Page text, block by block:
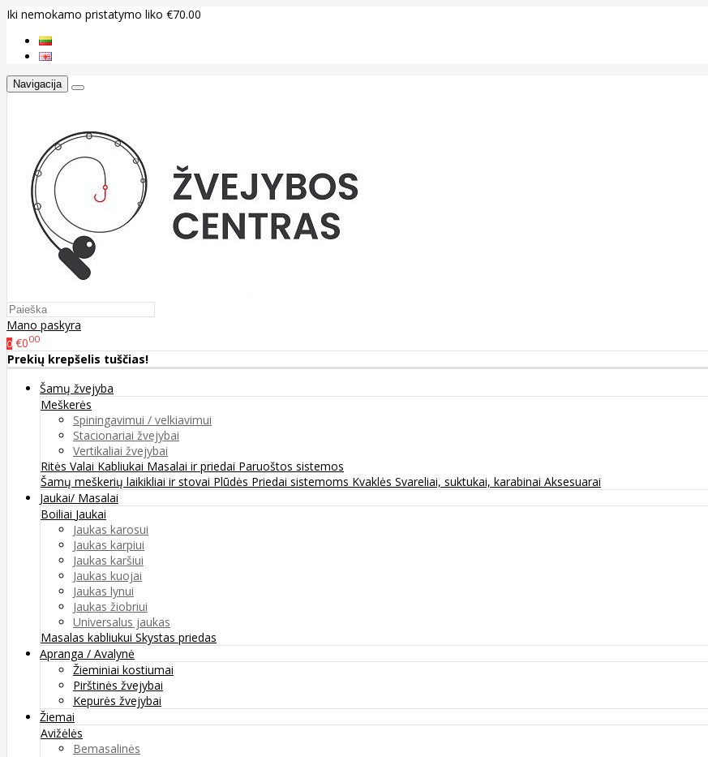
Iki nemokamo pristatymo liko €70.00
Navigacija
Mano paskyra
0 €000
Prekių krepšelis tuščias!
Šamų žvejyba
Meškerės
Spiningavimui / velkiavimui
Stacionariai žvejybai
Vertikaliai žvejybai
Ritės Valai Kabliukai Masalai ir priedai Paruoštos sistemos
Šamų meškerių laikikliai ir stovai Plūdės Priedai sistemoms Kvaklės Svareliai, suktukai, karabinai Aksesuarai
Jaukai/ Masalai
Boiliai Jaukai
Jaukas karosui
Jaukas karpiui
Jaukas karšiui
Jaukas kuojai
Jaukas lynui
Jaukas žiobriui
Universalus jaukas
Masalas kabliukui Skystas priedas
Apranga / Avalynė
Žieminiai kostiumai
Pirštinės žvejybai
Kepurės žvejybai
Žiemai
Avižėlės
Bemasalinės